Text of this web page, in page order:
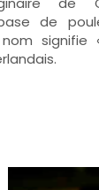
de
signifie